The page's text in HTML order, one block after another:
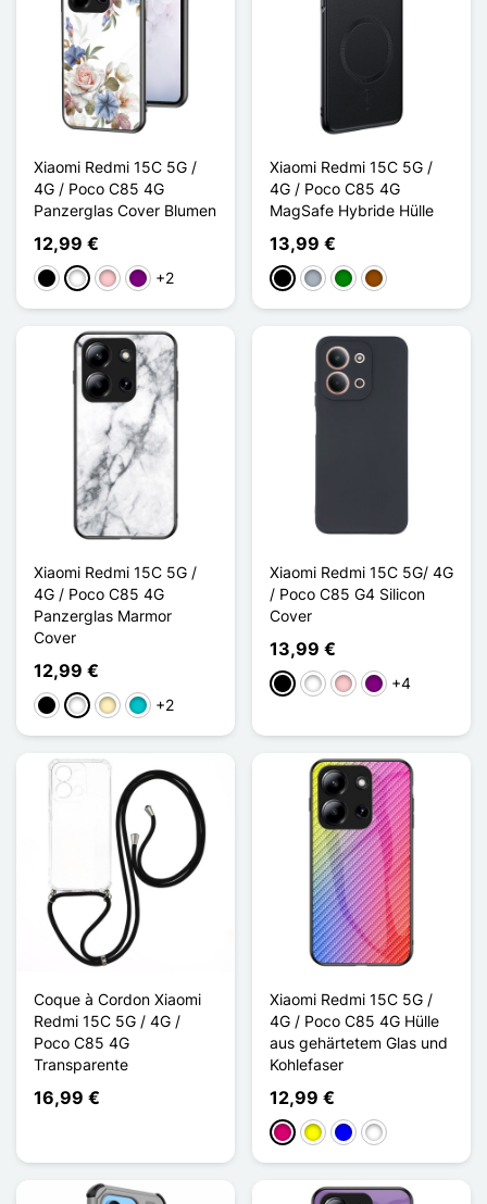
Xiaomi Redmi 15C 5G /
4G / Poco C85 4G
Panzerglas Cover Blumen
12,99 €
Schwarz
WeißPinkViolett
+2
Xiaomi Redmi 15C 5G /
4G / Poco C85 4G
MagSafe Hybride Hülle
13,99 €
Schwarz
GrauGrünBraun
Xiaomi Redmi 15C 5G /
4G / Poco C85 4G
Panzerglas Marmor
Cover
12,99 €
Schwarz
WeißGoldenTürkis
+2
Xiaomi Redmi 15C 5G/ 4G
/ Poco C85 G4 Silicon
Cover
13,99 €
Schwarz
WeißPinkViolett
+4
Coque à Cordon Xiaomi
Redmi 15C 5G / 4G /
Poco C85 4G
Transparente
16,99 €
Xiaomi Redmi 15C 5G /
4G / Poco C85 4G Hülle
aus gehärtetem Glas und
Kohlefaser
12,99 €
Magenta
GelbBlauNoir Fibre de